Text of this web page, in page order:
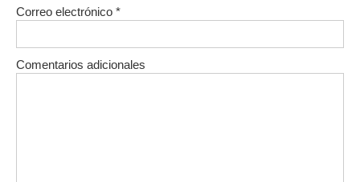
Correo electrónico *
Comentarios adicionales